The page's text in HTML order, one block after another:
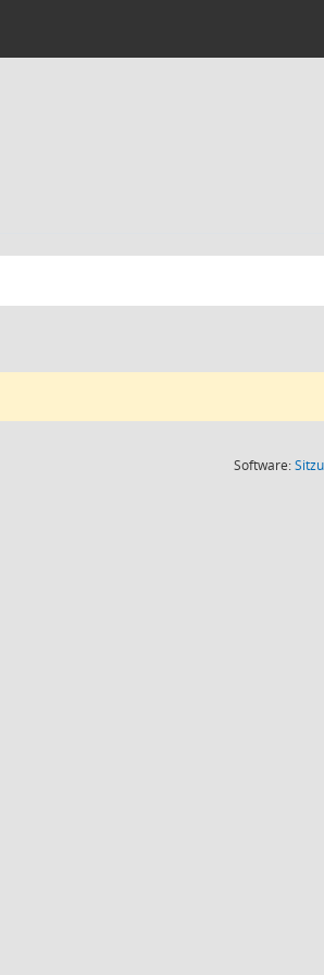
Software: